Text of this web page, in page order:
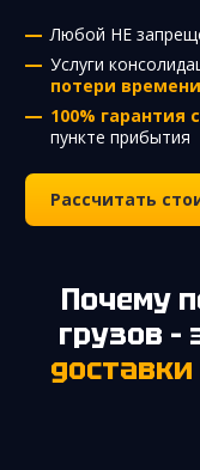
Любой НЕ
Услуги
потери
100% гарантия
пункте прибытия
Рассчитать
Почему перевозка сборных
грузов –
доставки